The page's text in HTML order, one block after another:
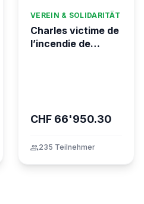
VEREIN & SOLIDARITÄT
Charles victime de
l’incendie de
CHF 66'950.30
group235 Teilnehmer